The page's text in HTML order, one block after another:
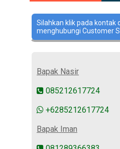
Silahkan klik pada kontak
menghubungi Customer
Bapak Nasir
085212617724
+6285212617724
Bapak Iman